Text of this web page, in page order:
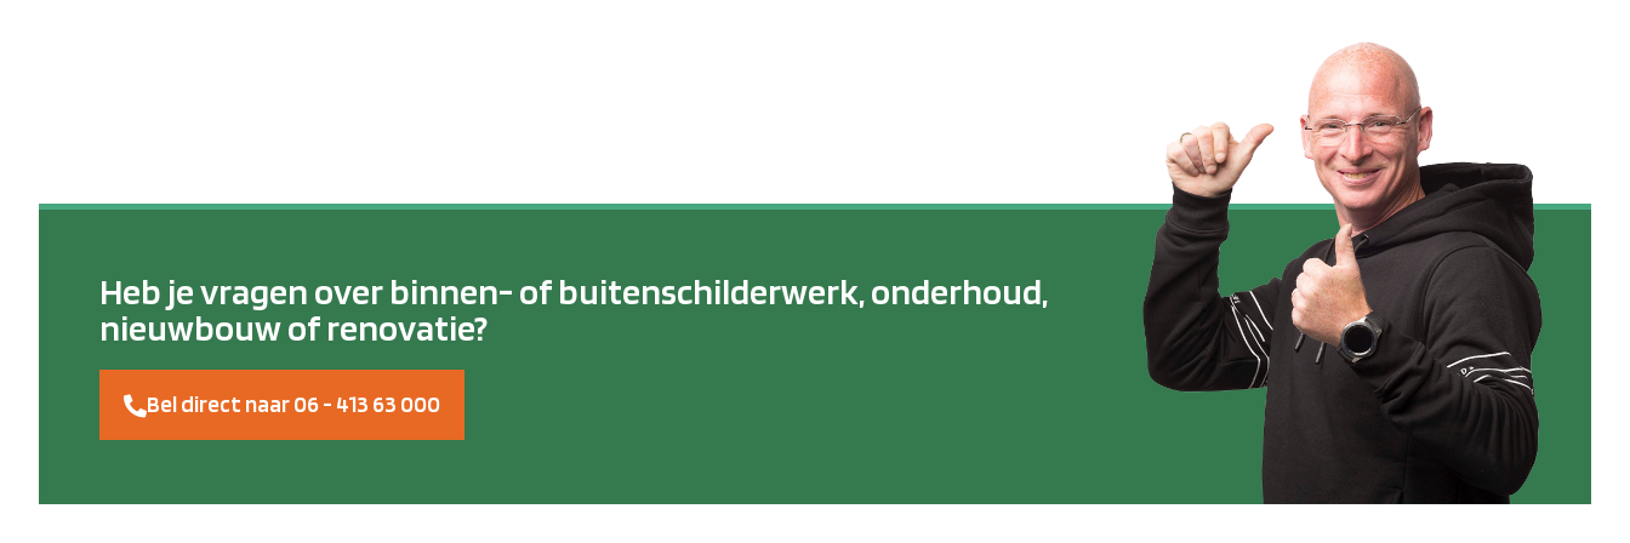
Heb je vragen over binnen- of buitenschilderwerk, onderhoud,
nieuwbouw of renovatie?
Bel direct naar 06 - 413 63 000